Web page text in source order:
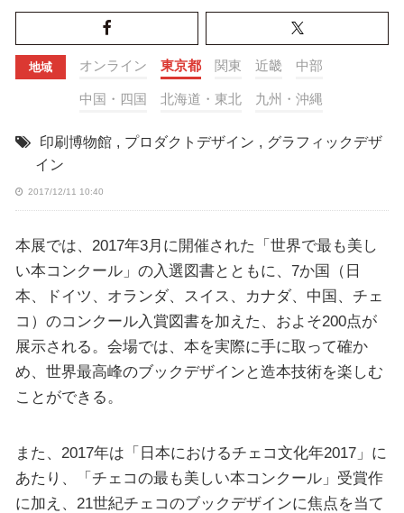
地域 オンライン 東京都 関東 近畿 中部
中国・四国 北海道・東北 九州・沖縄
印刷博物館 , プロダクトデザイン , グラフィックデザ
イン
2017/12/11 10:40
本展では、2017年3月に開催された「世界で最も美し
い本コンクール」の入選図書とともに、7か国（日
本、ドイツ、オランダ、スイス、カナダ、中国、チェ
コ）のコンクール入賞図書を加えた、およそ200点が
展示される。会場では、本を実際に手に取って確か
め、世界最高峰のブックデザインと造本技術を楽しむ
ことができる。
また、2017年は「日本におけるチェコ文化年2017」に
あたり、「チェコの最も美しい本コンクール」受賞作
に加え、21世紀チェコのブックデザインに焦点を当て